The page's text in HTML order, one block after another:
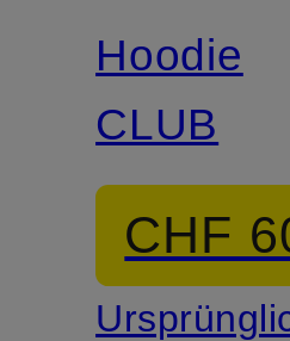
Hoodie
CLUB
CHF